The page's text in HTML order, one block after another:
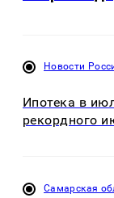
Новости
Ипотека в
рекордного
Самарская